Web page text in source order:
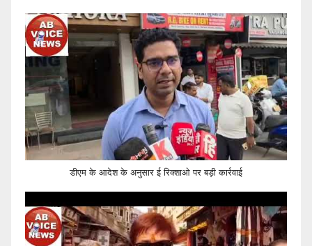
डीएम के आदेश के अनुसार ई रिक्शाओ पर बड़ी कार्रवाई